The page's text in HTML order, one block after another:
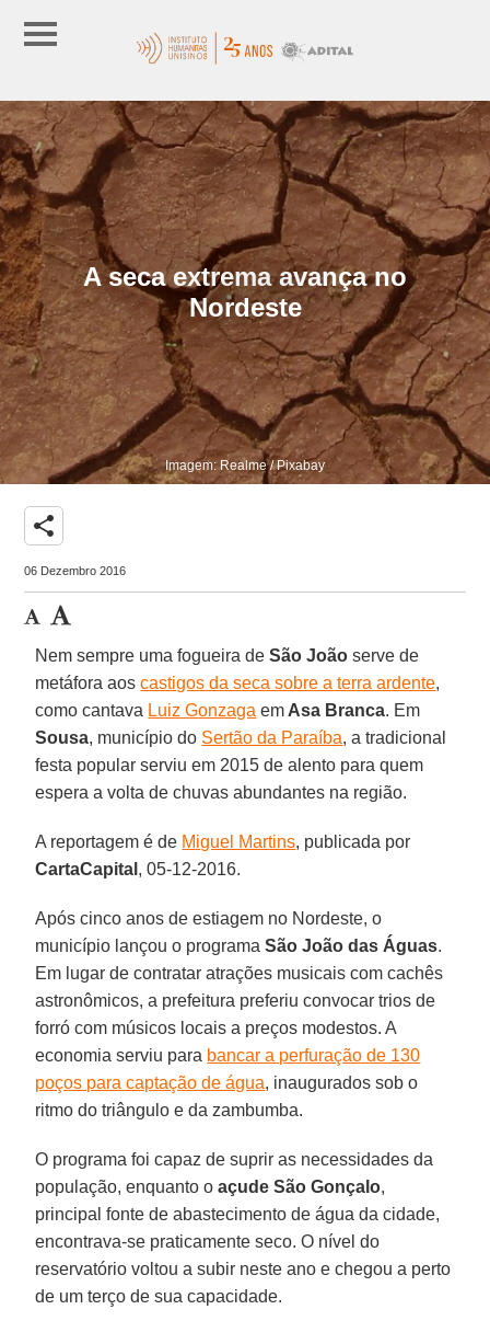
A seca extrema avança no
Nordeste
Imagem: Realme / Pixabay
share
06 Dezembro 2016
Nem sempre uma fogueira deSão João serve de
metáfora aoscastigos da seca sobre a terra ardente,
como cantava Luiz Gonzaga em Asa Branca. Em
Sousa, município do Sertão da Paraíba, a tradicional
festa popular serviu em 2015 de alento para quem
espera a volta de chuvas abundantes na região.
A reportagem é de Miguel Martins, publicada por
CartaCapital , 05-12-2016.
Após cinco anos de estiagem no Nordeste, o
município lançou o programaSão João das Águas.
Em lugar de contratar atrações musicais com cachês
astronômicos, a prefeitura preferiu convocar trios de
forró com músicos locais a preços modestos. A
economia serviu para bancar a perfuração de 130
poços para captação de água, inaugurados sob o
ritmo do triângulo e da zambumba.
O programa foi capaz de suprir as necessidades da
população, enquanto oaçude São Gonçalo,
principal fonte de abastecimento de água da cidade,
encontrava-se praticamente seco. O nível do
reservatório voltou a subir neste ano e chegou a perto
de um terço de sua capacidade.